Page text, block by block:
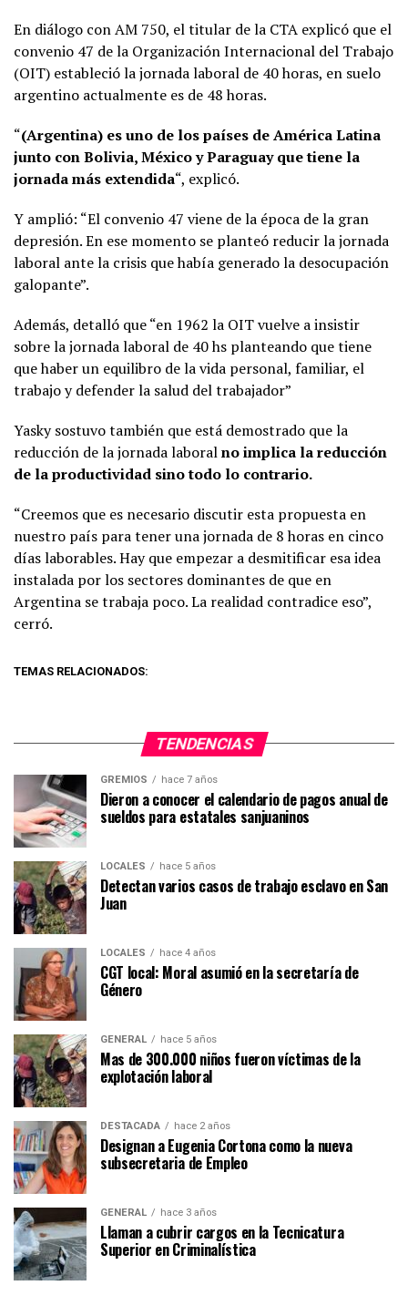
En diálogo con AM 750, el titular de la CTA explicó que el
convenio 47 de la Organización Internacional del Trabajo
(OIT) estableció la jornada laboral de 40 horas, en suelo
argentino actualmente es de 48 horas.
“(Argentina) es uno de los países de América Latina
junto con Bolivia, México y Paraguay que tiene la
jornada más extendida“, explicó.
Y amplió: “El convenio 47 viene de la época de la gran
depresión. En ese momento se planteó reducir la jornada
laboral ante la crisis que había generado la desocupación
galopante”.
Además, detalló que “en 1962 la OIT vuelve a insistir
sobre la jornada laboral de 40 hs planteando que tiene
que haber un equilibro de la vida personal, familiar, el
trabajo y defender la salud del trabajador”
Yasky sostuvo también que está demostrado que la
reducción de la jornada laboralno implica la reducción
de la productividad sino todo lo contrario.
“Creemos que es necesario discutir esta propuesta en
nuestro país para tener una jornada de 8 horas en cinco
días laborables. Hay que empezar a desmitificar esa idea
instalada por los sectores dominantes de que en
Argentina se trabaja poco. La realidad contradice eso”,
cerró.
TEMAS RELACIONADOS:
TENDENCIAS
GREMIOS hace 7 años
Dieron a conocer el calendario de pagos anual de
sueldos para estatales sanjuaninos
LOCALES hace 5 años
Detectan varios casos de trabajo esclavo en San
Juan
LOCALES hace 4 años
CGT local: Moral asumió en la secretaría de
Género
GENERAL hace 5 años
Mas de 300.000 niños fueron víctimas de la
explotación laboral
DESTACADA hace 2 años
Designan a Eugenia Cortona como la nueva
subsecretaria de Empleo
GENERAL hace 3 años
Llaman a cubrir cargos en la Tecnicatura
Superior en Criminalística